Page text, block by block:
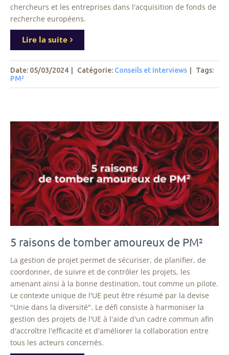
chercheurs et les entreprises dans l'acquisition de fonds de
recherche européens.
Lire la suite
Date: 05/03/2024 Catégorie: Conseils et Interviews Tags:
PM²
5 raisons de tomber amoureux de PM²
La gestion de projet permet de sécuriser, de planifier, de
coordonner, de suivre et de contrôler les projets, les
amenant ainsi à la bonne destination, tout comme un pilote.
Le contexte unique de l'UE peut être résumé par la devise
"Unie dans la diversité". Le défi consiste à harmoniser la
gestion des projets de l'UE à l'aide d'un cadre commun afin
d'accroître l'efficacité et d'améliorer la collaboration entre
tous les acteurs concernés.